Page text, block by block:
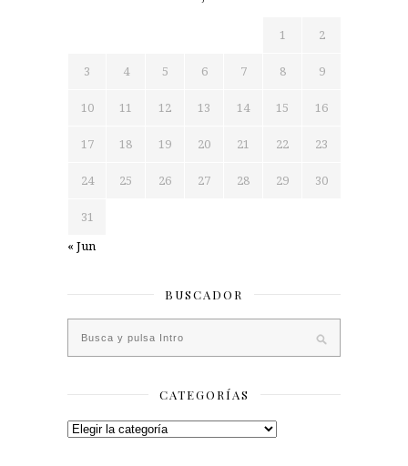
1 2
3 4 5 6 7 8 9
10 11 12 13 14 15 16
17 18 19 20 21 22 23
24 25 26 27 28 29 30
31
« Jun
BUSCADOR
CATEGORÍAS
Categorías